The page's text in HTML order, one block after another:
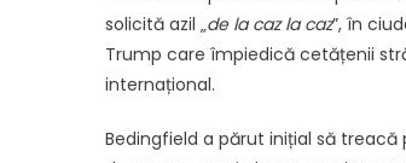
solicită azil „de la caz la caz”, în
Trump care împiedică cetățenii
internațional.
Bedingfield a părut inițial să